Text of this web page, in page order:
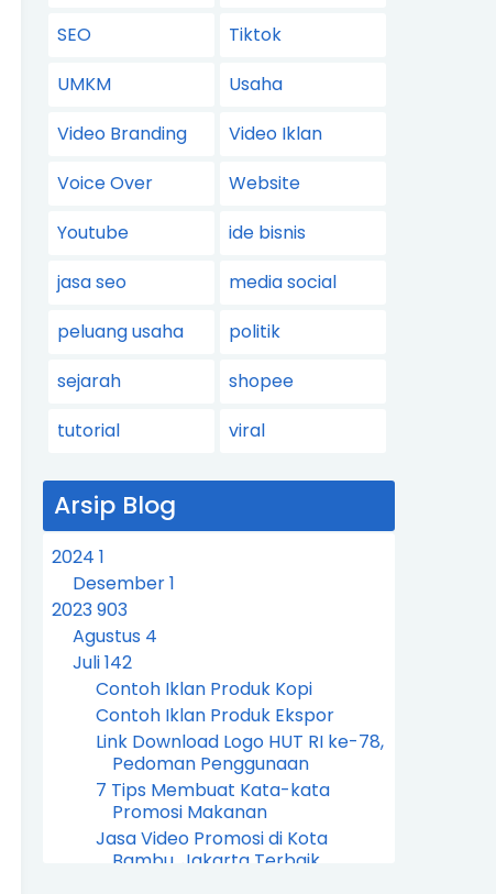
SEO
Tiktok
UMKM
Usaha
Video Branding
Video Iklan
Voice Over
Website
Youtube
ide bisnis
jasa seo
media social
peluang usaha
politik
sejarah
shopee
tutorial
viral
Arsip Blog
2024 1
Desember1
2023903
Agustus 4
Juli142
Contoh Iklan Produk Kopi
Contoh Iklan Produk Ekspor
Link Download Logo HUT RI ke-78,
Pedoman Penggunaan
7 Tips Membuat Kata-kata
Promosi Makanan
Jasa Video Promosi di Kota
Bambu, Jakarta Terbaik